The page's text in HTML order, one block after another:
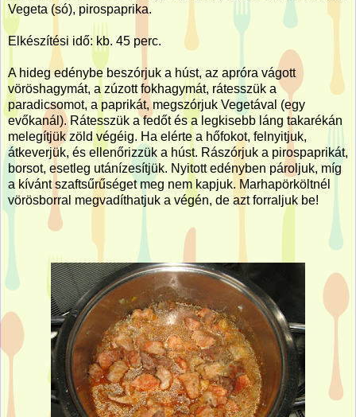
Vegeta (só), pirospaprika.
Elkészítési idő: kb. 45 perc.
A hideg edénybe beszórjuk a húst, az apróra vágott
vöröshagymát, a zúzott fokhagymát, rátesszük a
paradicsomot, a paprikát, megszórjuk Vegetával (egy
evőkanál). Rátesszük a fedőt és a legkisebb láng takarékán
melegítjük zöld végéig. Ha elérte a hőfokot, felnyitjuk,
átkeverjük, és ellenőrizzük a húst. Rászórjuk a pirospaprikát,
borsot, esetleg utánízesítjük. Nyitott edényben pároljuk, míg
a kívánt szaftsűrűséget meg nem kapjuk. Marhapörköltnél
vörösborral megvadíthatjuk a végén, de azt forraljuk be!